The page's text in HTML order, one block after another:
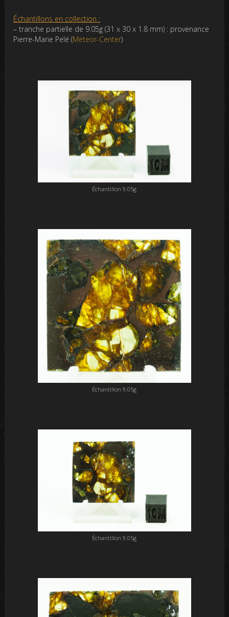
Échantillons en collection :
– tranche partielle de 9.05g (31 x 30 x 1.8 mm) : provenance
Pierre-Marie Pelé (Meteor-Center)
Échantillon 9.05g
Échantillon 9.05g
Échantillon 9.05g